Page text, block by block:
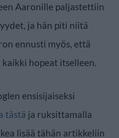
Aaronille paljastettiin
ja hän piti niitä
ennusti myös, että
kaikki hopeat itselleen.
ensisijaiseksi
tästä ja ruksittamalla
lisää tähän artikkeliin